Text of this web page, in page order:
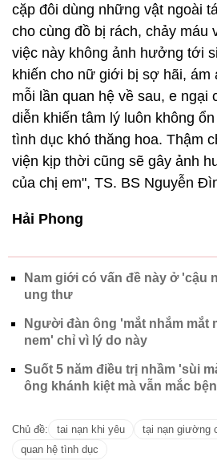
cặp đôi dùng những vật ngoài
cho cùng đồ bị rách, chảy máu
việc này không ảnh hưởng tới
khiến cho nữ giới bị sợ hãi, ám
mỗi lần quan hệ về sau, e ngại
diễn khiến tâm lý luôn không
tình dục khó thăng hoa. Thậm
viện kịp thời cũng sẽ gây ảnh
của chị em", TS. BS Nguyễn
Hải Phong
Nam giới có vấn đề này ở 'cậu
ung thư
Người đàn ông 'mắt nhắm mắt
nem' chỉ vì lý do này
Suốt 5 năm điều trị nhầm 'sùi
ông khánh kiệt mà vẫn mắc
Chủ đề: tai nạn khi yêu tại nạn giường
quan hệ tình dục